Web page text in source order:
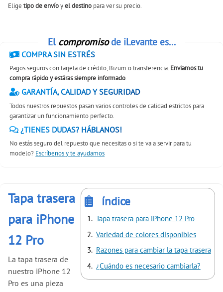
Elige tipo de envíoyel destino para ver su precio.
El compromisode iLevante es...
COMPRA SIN ESTRÉS
Pagos seguros con tarjeta de crédito, Bizum o transferencia. Enviamos tu
compra rápido y estáras siempre informado.
GARANTÍA, CALIDAD Y SEGURIDAD
Todos nuestros repuestos pasan varios controles de calidad estrictos para
garantizar un funcionamiento perfecto.
¿TIENES DUDAS? HÁBLANOS!
No estás seguro del repuesto que necesitas o si te va a servir para tu
modelo? Escríbenos y te ayudamos
índice
Tapa trasera para iPhone 12 Pro
Variedad de colores disponibles
Razones para cambiar la tapa trasera
¿Cuándo es necesario cambiarla?
Tapa trasera
para iPhone
12 Pro
La tapa trasera de
nuestro iPhone 12
Pro es una pieza